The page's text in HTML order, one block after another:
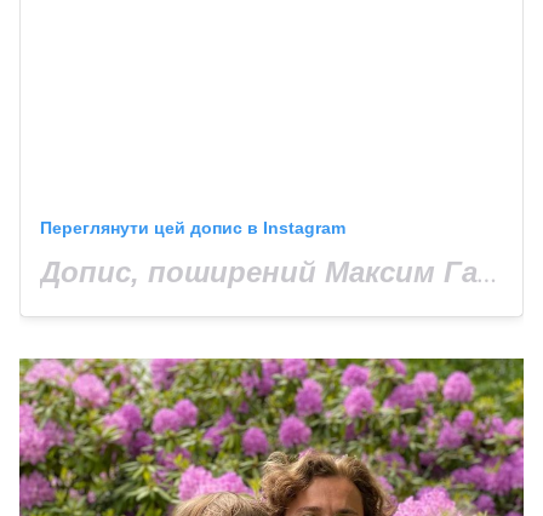
Переглянути цей допис в Instagram
Допис, поширений Максим Галкин (@maxgalkinru)